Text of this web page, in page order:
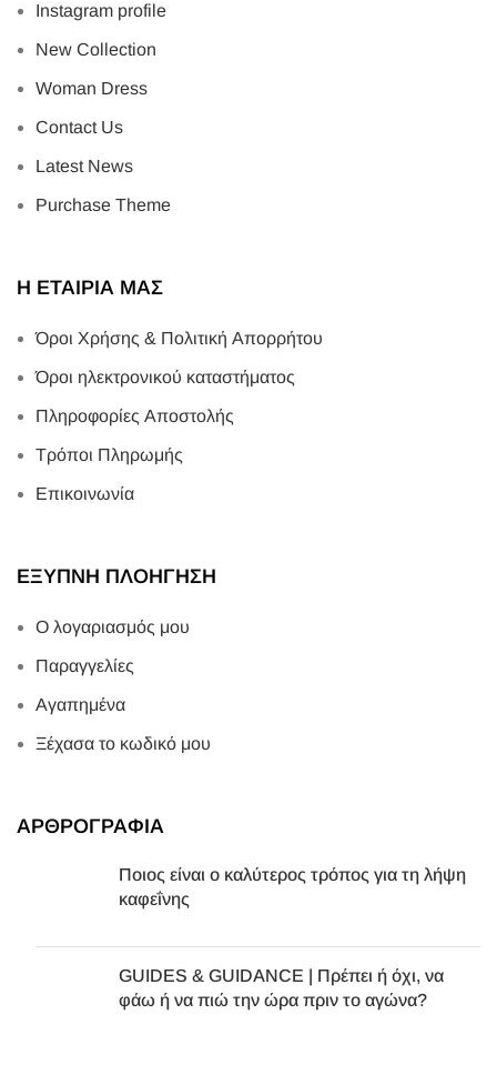
Instagram profile
New Collection
Woman Dress
Contact Us
Latest News
Purchase Theme
Η ΕΤΑΙΡΙΑ ΜΑΣ
Όροι Χρήσης & Πολιτική Απορρήτου
Όροι ηλεκτρονικού καταστήματος
Πληροφορίες Αποστολής
Τρόποι Πληρωμής
Επικοινωνία
ΕΞΥΠΝΗ ΠΛΟΗΓΗΣΗ
Ο λογαριασμός μου
Παραγγελίες
Αγαπημένα
Ξέχασα το κωδικό μου
ΑΡΘΡΟΓΡΑΦΙΑ
Ποιος είναι ο καλύτερος τρόπος για τη λήψη
καφεΐνης
GUIDES & GUIDANCE | Πρέπει ή όχι, να
φάω ή να πιώ την ώρα πριν το αγώνα?